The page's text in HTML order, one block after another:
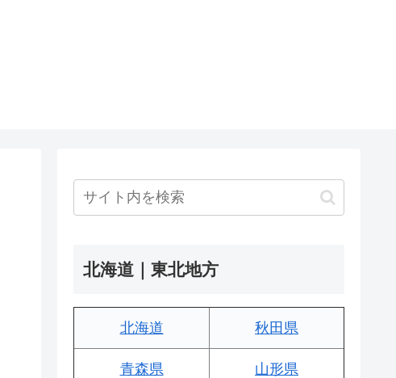
北海道｜東北地方
北海道 秋田県
青森県 山形県